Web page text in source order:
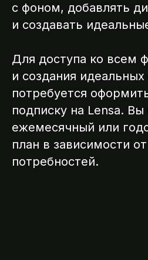
с фоном, добавлять
и создавать
Для доступа ко всем
и создания
потребуется
подписку на Lensa.
ежемесячный или
план в зависимости
потребностей.